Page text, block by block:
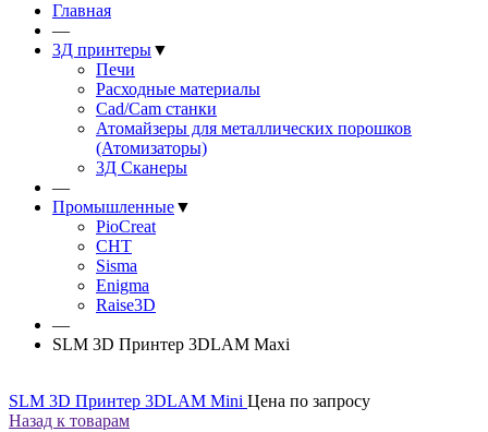
Главная
—
3Д принтеры▼
Печи
Расходные материалы
Cad/Cam станки
Атомайзеры для металлических порошков
(Атомизаторы)
3Д Сканеры
—
Промышленные▼
PioCreat
CHT
Sisma
Enigma
Raise3D
—
SLM 3D Принтер 3DLAM Maxi
SLM 3D Принтер 3DLAM Mini Цена по запросу
Назад к товарам